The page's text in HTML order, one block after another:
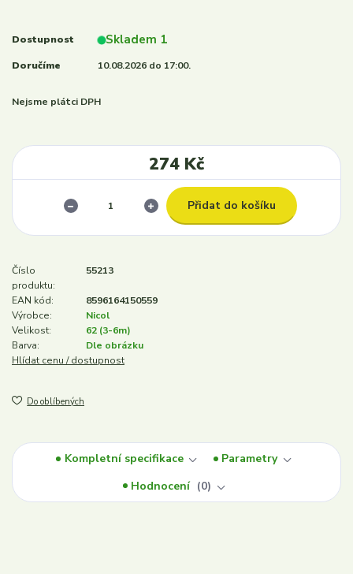
Dostupnost Skladem 1
Doručíme 10.08.2026 do 17:00.
Nejsme plátci DPH
274 Kč
Přidat do košíku
Číslo
produktu:
55213
EAN kód:
8596164150559
Výrobce:
Nicol
Velikost:
62 (3-6m)
Barva:
Dle obrázku
Hlídat cenu / dostupnost
Do oblíbených
Kompletní specifikace
Parametry
Hodnocení
0